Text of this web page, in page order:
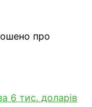
про
6 тис. доларів